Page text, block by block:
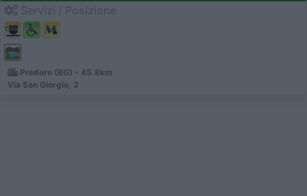
Predore (BG) - 45.8km
Via San Giorgio, 2